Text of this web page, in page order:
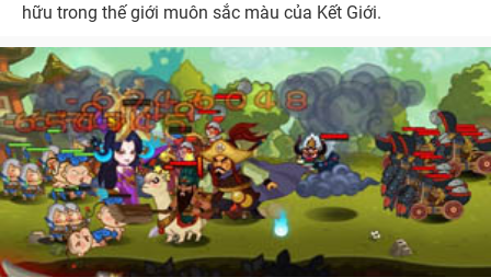
hữu trong thế giới muôn sắc màu của Kết Giới.